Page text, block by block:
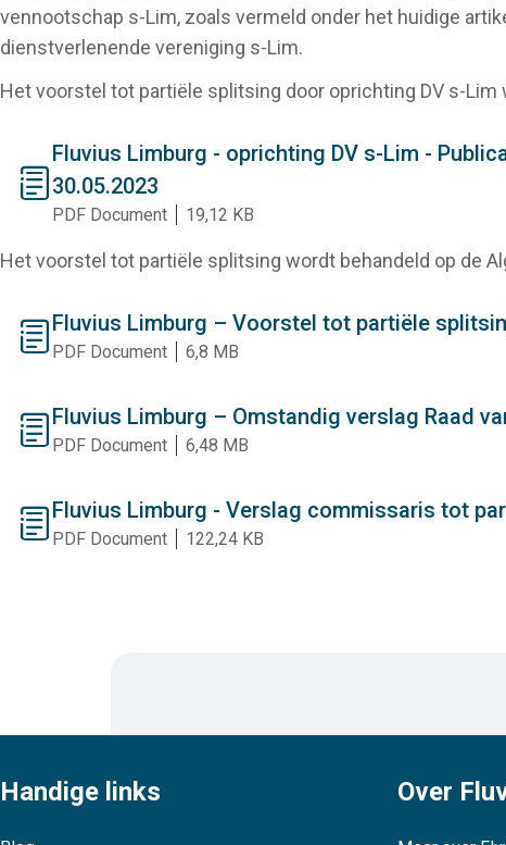
vennootschap s-Lim, zoals vermeld onder het huidige
dienstverlenende vereniging s-Lim.
Het voorstel tot partiële splitsing door oprichting DV s-
document
Fluvius Limburg - oprichting DV s-Lim -
30.05.2023
PDF Document 19,12 KB
Het voorstel tot partiële splitsing wordt behandeld op de
document Fluvius Limburg – Voorstel tot partiële
PDF Document 6,8 MB
document Fluvius Limburg – Omstandig verslag Raad
PDF Document 6,48 MB
document Fluvius Limburg - Verslag commissaris tot
PDF Document 122,24 KB
Handige links Over